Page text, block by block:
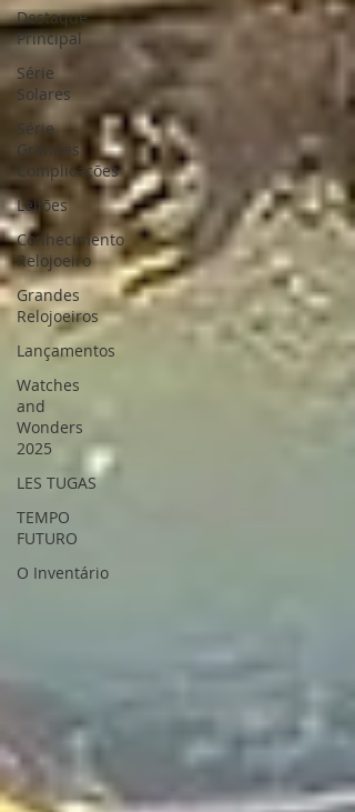
Destaque
Principal
Série
Solares
Série
Grandes
Complicações
Leilões
Conhecimento
Relojoeiro
Grandes
Relojoeiros
Lançamentos
Watches
and
Wonders
2025
LES TUGAS
TEMPO
FUTURO
O Inventário